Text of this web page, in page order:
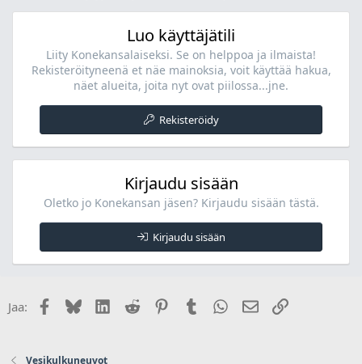
Luo käyttäjätili
Liity Konekansalaiseksi. Se on helppoa ja ilmaista!
Rekisteröityneenä et näe mainoksia, voit käyttää hakua,
näet alueita, joita nyt ovat piilossa...jne.
Rekisteröidy
Kirjaudu sisään
Oletko jo Konekansan jäsen? Kirjaudu sisään tästä.
Kirjaudu sisään
Jaa: Facebook
BlueskyLinkedIn
Reddit PinterestTumblr WhatsApp
Sähköposti
Linkki
Vesikulkuneuvot